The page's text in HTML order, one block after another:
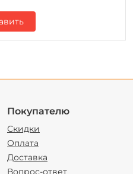
Покупателю
Скидки
Оплата
Доставка
Вопрос-ответ